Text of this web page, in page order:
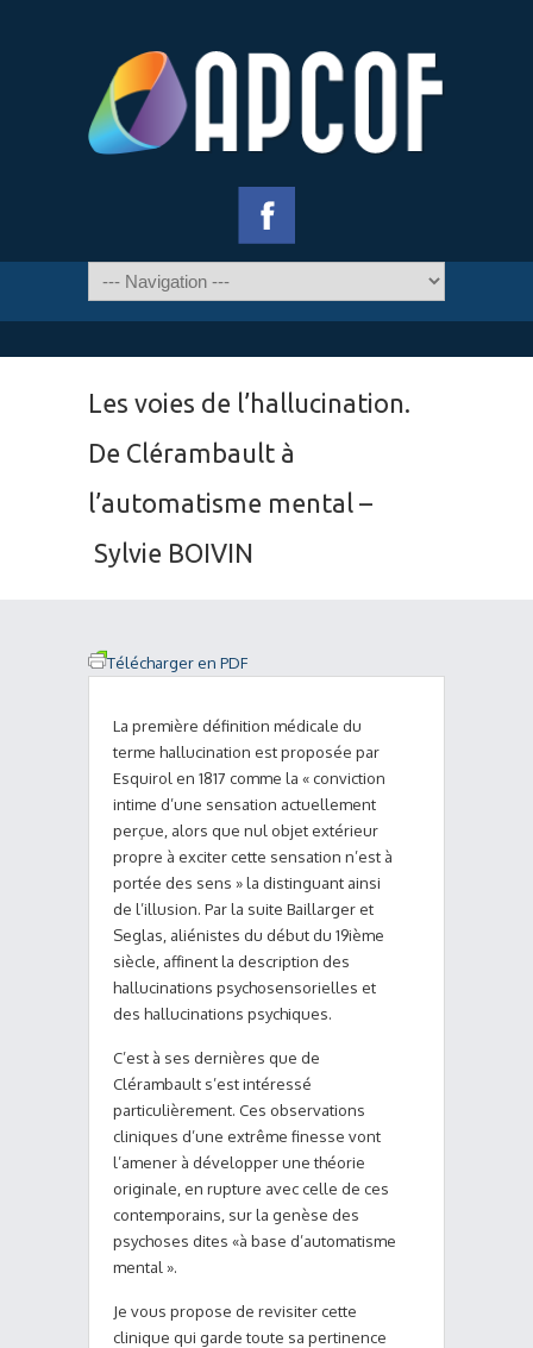
Les voies de l’hallucination.
De Clérambault à
l’automatisme mental –
Sylvie BOIVIN
Télécharger en PDF
La première définition médicale du
terme hallucination est proposée par
Esquirol en 1817 comme la « conviction
intime d’une sensation actuellement
perçue, alors que nul objet extérieur
propre à exciter cette sensation n’est à
portée des sens » la distinguant ainsi
de l’illusion. Par la suite Baillarger et
Seglas, aliénistes du début du 19ième
siècle, affinent la description des
hallucinations psychosensorielles et
des hallucinations psychiques.
C’est à ses dernières que de
Clérambault s’est intéressé
particulièrement. Ces observations
cliniques d’une extrême finesse vont
l’amener à développer une théorie
originale, en rupture avec celle de ces
contemporains, sur la genèse des
psychoses dites «à base d’automatisme
mental ».
Je vous propose de revisiter cette
clinique qui garde toute sa pertinence